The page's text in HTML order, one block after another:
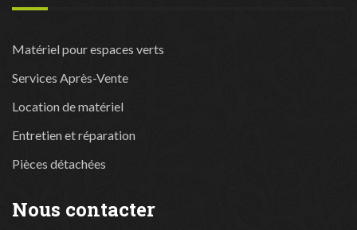
Matériel pour espaces verts
Services Après-Vente
Location de matériel
Entretien et réparation
Pièces détachées
Nous contacter